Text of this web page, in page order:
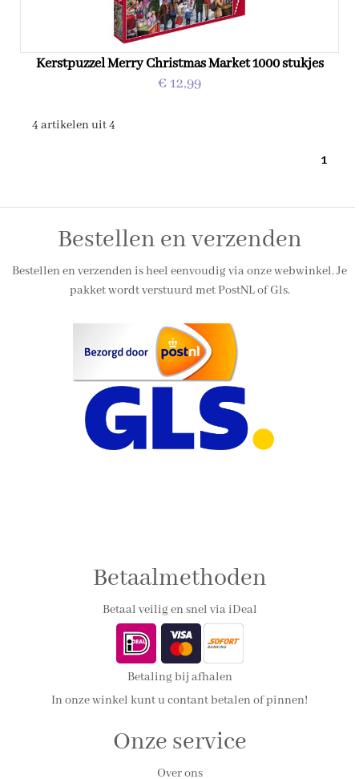
Kerstpuzzel Merry Christmas Market 1000 stukjes
€ 12,99
4 artikelen uit 4
1
Bestellen en verzenden
Bestellen en verzenden is heel eenvoudig via onze webwinkel. Je
pakket wordt verstuurd met PostNL of Gls.
Betaalmethoden
Betaal veilig en snel via iDeal
Betaling bij afhalen
In onze winkel kunt u contant betalen of pinnen!
Onze service
Over ons